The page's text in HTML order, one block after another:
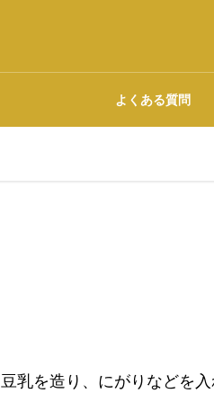
よくある質問
乳を造り、にがりなどを